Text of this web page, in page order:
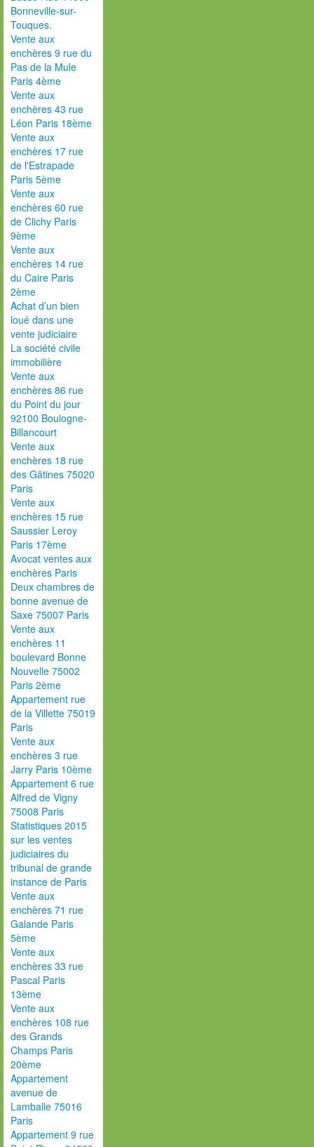
Bonneville-sur-
Touques.
Vente aux
enchères 9 rue du
Pas de la Mule
Paris 4ème
Vente aux
enchères 43 rue
Léon Paris 18ème
Vente aux
enchères 17 rue
de l'Estrapade
Paris 5ème
Vente aux
enchères 60 rue
de Clichy Paris
9ème
Vente aux
enchères 14 rue
du Caire Paris
2ème
Achat d’un bien
loué dans une
vente judiciaire
La société civile
immobilière
Vente aux
enchères 86 rue
du Point du jour
92100 Boulogne-
Billancourt
Vente aux
enchères 18 rue
des Gâtines 75020
Paris
Vente aux
enchères 15 rue
Saussier Leroy
Paris 17ème
Avocat ventes aux
enchères Paris
Deux chambres de
bonne avenue de
Saxe 75007 Paris
Vente aux
enchères 11
boulevard Bonne
Nouvelle 75002
Paris 2ème
Appartement rue
de la Villette 75019
Paris
Vente aux
enchères 3 rue
Jarry Paris 10ème
Appartement 6 rue
Alfred de Vigny
75008 Paris
Statistiques 2015
sur les ventes
judiciaires du
tribunal de grande
instance de Paris
Vente aux
enchères 71 rue
Galande Paris
5ème
Vente aux
enchères 33 rue
Pascal Paris
13ème
Vente aux
enchères 108 rue
des Grands
Champs Paris
20ème
Appartement
avenue de
Lamballe 75016
Paris
Appartement 9 rue